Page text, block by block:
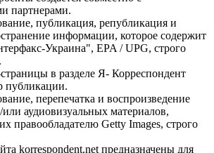
партнерами.
публикация, републикация и
информации, которое содержит
Украина", EPA / UPG, строго
в разделе Я- Корреспондент
публикации.
перепечатка и воспроизведение
аудиовизуальных материалов,
правообладателю Getty Images, строго
korrespondent.net предназначены для